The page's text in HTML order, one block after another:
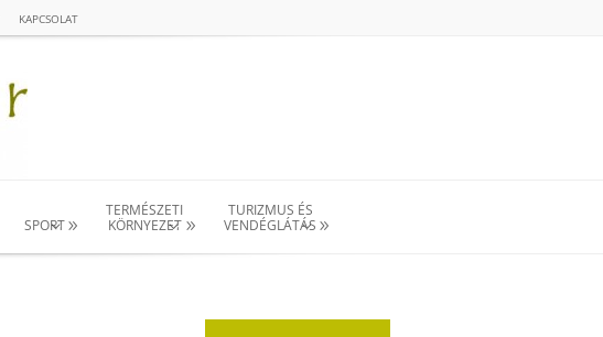
KAPCSOLAT
SPORT
TERMÉSZETI
KÖRNYEZET
TURIZMUS ÉS
VENDÉGLÁTÁS